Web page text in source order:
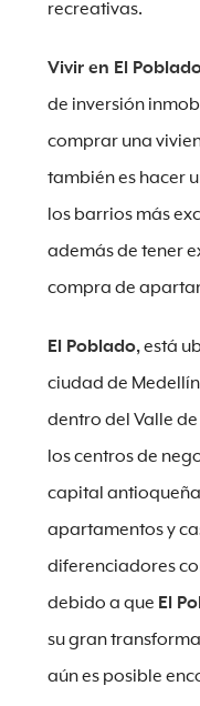
recreativas.
Vivir en El
de inversión
comprar una
también es hacer
los barrios más
además de tener
compra de
El Poblado,está
ciudad de
dentro del Valle
los centros de
capital
apartamentos y
diferenciadores
debido a que El
su gran
aún es posible